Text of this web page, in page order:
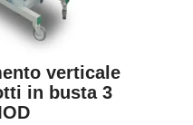
verticale
in busta 3